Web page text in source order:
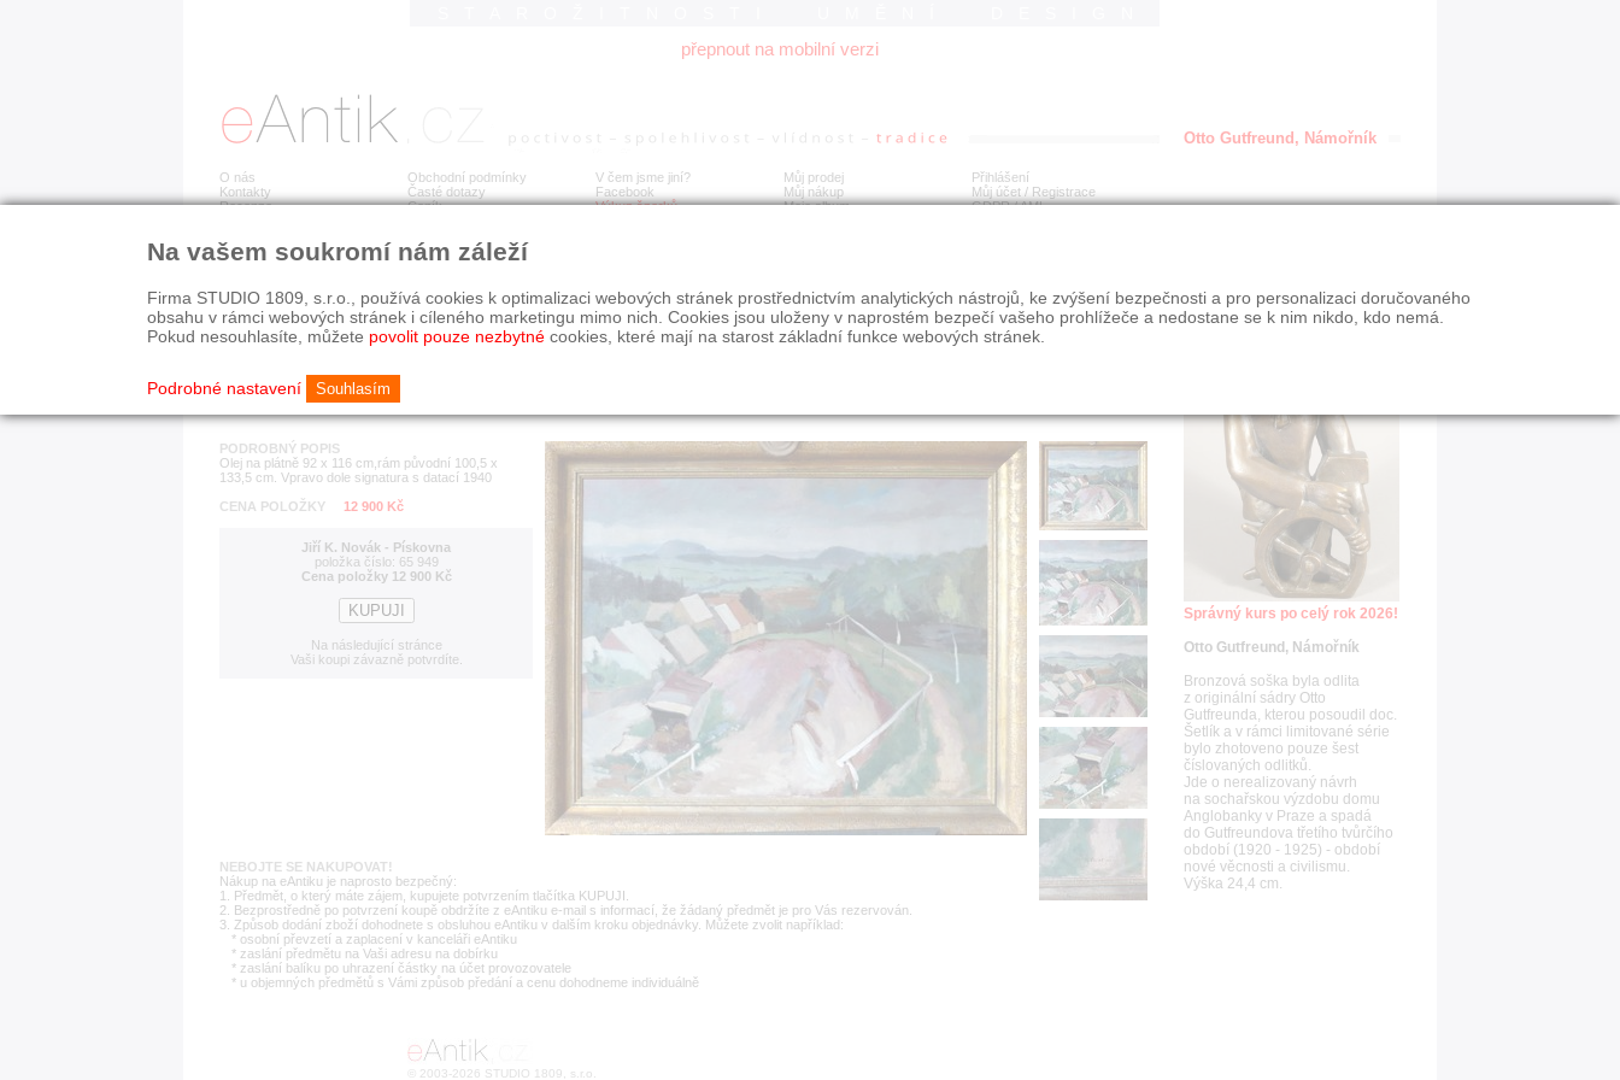
přepnout na mobilní verzi
O nás
Kontakty
Recenze
Obchodní podmínky
Časté dotazy
Ceník
V čem jsme jiní?
Facebook
Výkup šperků
Můj prodej
Můj nákup
Moje album
Přihlášení
Můj účet / Registrace
GDPR/AML
Detail položky č. 65 949 Jiří K. Novák - Pískovna
PODROBNÝ POPIS
Olej na plátně 92 x 116 cm,rám původní 100,5 x
133,5 cm. Vpravo dole signatura s datací 1940
CENA POLOŽKY
12 900 Kč
Jiří K. Novák - Pískovna
položka číslo: 65 949
Cena položky 12 900 Kč
Na následující stránce
Vaši koupi závazně potvrdíte.
NEBOJTE SE NAKUPOVAT!
Nákup na eAntiku je naprosto bezpečný:
1. Předmět, o který máte zájem, kupujete potvrzením tlačítka KUPUJI.
2. Bezprostředně po potvrzení koupě obdržíte z eAntiku e-mail s informací, že žádaný předmět je pro Vás rezervován.
3. Způsob dodání zboží dohodnete s obsluhou eAntiku v dalším kroku objednávky. Můžete zvolit například:
* osobní převzetí a zaplacení v kanceláři eAntiku
* zaslání předmětu na Vaši adresu na dobírku
* zaslání balíku po uhrazení částky na účet provozovatele
* u objemných předmětů s Vámi způsob předání a cenu dohodneme individuálně
© 2003-2026 STUDIO 1809, s.r.o.
Otto Gutfreund, Námořník
Správný kurs po celý rok 2026!
Otto Gutfreund, Námořník
Bronzová soška byla odlita
z originální sádry Otto
Gutfreunda, kterou posoudil doc.
Šetlík a v rámci limitované série
bylo zhotoveno pouze šest
číslovaných odlitků.
Jde o nerealizovaný návrh
na sochařskou výzdobu domu
Anglobanky v Praze a spadá
do Gutfreundova třetího tvůrčího
období (1920 - 1925) - období
nové věcnosti a civilismu.
Výška 24,4 cm.
Na vašem soukromí nám záleží
Firma STUDIO 1809, s.r.o., používá cookies k optimalizaci webových stránek prostřednictvím analytických nástrojů, ke zvýšení bezpečnosti a pro personalizaci doručovaného
obsahu v rámci webových stránek i cíleného marketingu mimo nich. Cookies jsou uloženy v naprostém bezpečí vašeho prohlížeče a nedostane se k nim nikdo, kdo nemá.
Pokud nesouhlasíte, můžete povolit pouze nezbytné cookies, které mají na starost základní funkce webových stránek.
Podrobné nastavení Souhlasím